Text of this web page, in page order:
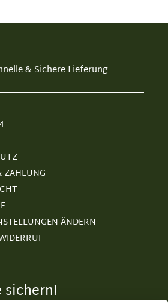
& Sichere Lieferung
ZAHLUNG
ÄNDERN